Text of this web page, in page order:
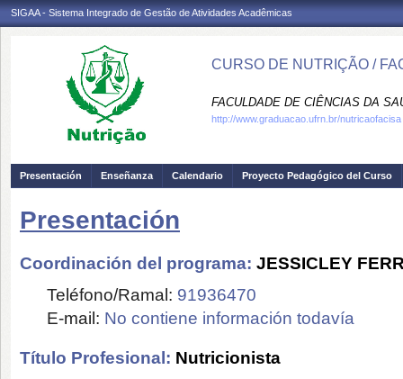
SIGAA - Sistema Integrado de Gestão de Atividades Acadêmicas
CURSO DE NUTRIÇÃO /
FACULDADE DE CIÊNCIAS DA
http://www.graduacao.ufrn.br/nutricaofacisa
Presentación Enseñanza Calendario Proyecto Pedagógico del Curso
Presentación
Coordinación del programa: JESSICLEY
Teléfono/Ramal: 91936470
E-mail: No contiene información todavía
Título Profesional: Nutricionista